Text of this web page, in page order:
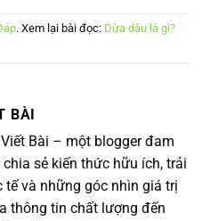
. Xem lại bài đọc: Dừa dâu là gì?
BÀI
Bài – một blogger đam
chia sẻ kiến thức hữu ích, trải
tế và những góc nhìn giá trị
thông tin chất lượng đến